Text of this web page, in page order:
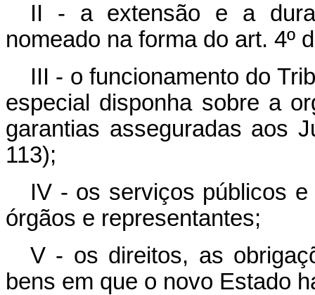
II - a extensão e a
nomeado na forma do art. 4º
III - o funcionamento do
especial disponha sobre a
garantias asseguradas aos
113);
IV - os serviços públicos
órgãos e representantes;
V - os direitos, as
bens em que o novo Estado